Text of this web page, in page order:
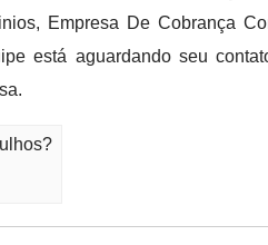
Empresa De Cobrança
está aguardando seu